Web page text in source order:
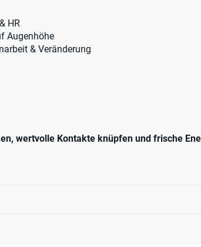
HR
Augenhöhe
& Veränderung
wertvolle Kontakte knüpfen und frische